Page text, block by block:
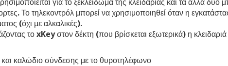
Το τηλεκοντρόλ μπορεί να χρησιμοποιηθεί όταν η
(όχι με αλκαλικές).
το xKey στον δέκτη (που βρίσκεται εξωτερικά) η κλειδαριά
καλώδιο σύνδεσης με το θυροτηλέφωνο